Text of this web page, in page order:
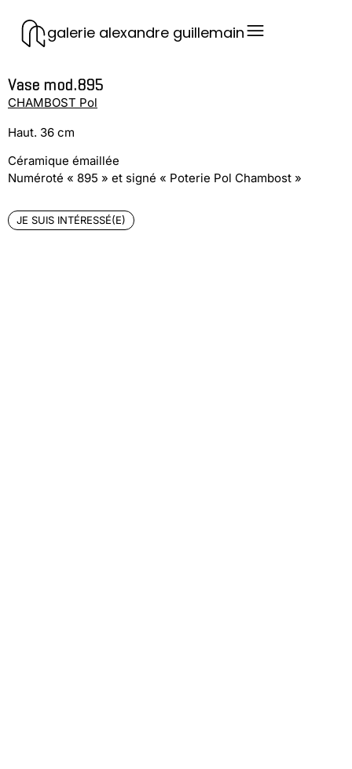
galerie alexandre guillemain
Vase mod.895
CHAMBOST Pol
Haut. 36 cm
Céramique émaillée
Numéroté « 895 » et signé « Poterie Pol Chambost »
JE SUIS INTÉRESSÉ(E)